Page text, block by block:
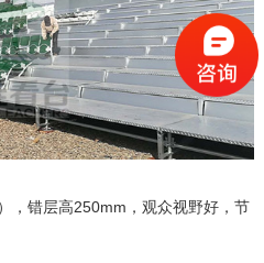
，错层高250mm，观众视野好，节